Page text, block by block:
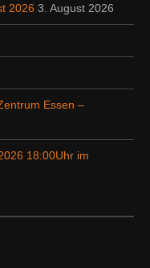
2026 3. August 2026
Essen –
18:00Uhr im